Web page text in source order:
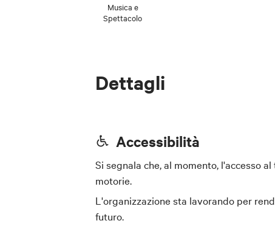
Musica e
Spettacolo
Dettagli
Accessibilità
Si segnala che, al momento, l'accesso
motorie.
L'organizzazione sta lavorando per
futuro.